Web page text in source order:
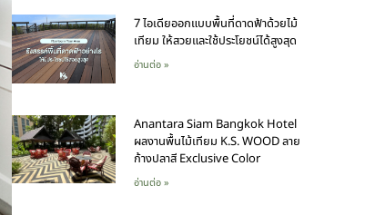
7 ไอเดียออกแบบพื้นที่ดาดฟ้าด้วยไม้
เทียม ให้สวยและใช้ประโยชน์ได้สูงสุด
อ่านต่อ »
Anantara Siam Bangkok Hotel
ผลงานพื้นไม้เทียม K.S. WOOD ลาย
ก้างปลาสี Exclusive Color
อ่านต่อ »